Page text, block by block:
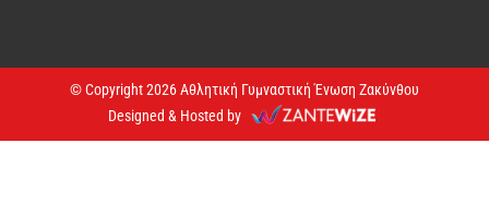
© Copyright 2026 Αθλητική Γυμναστική Ένωση Ζακύνθου
Designed & Hosted by